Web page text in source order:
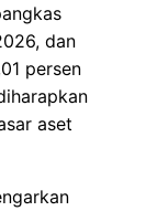
dan
persen
aset